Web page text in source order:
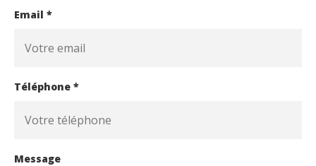
Email *
Téléphone *
Message